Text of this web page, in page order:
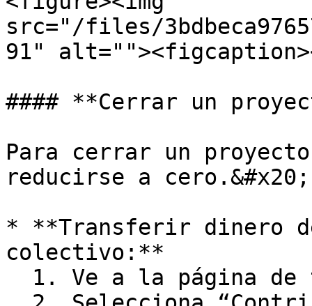
src="/files/
91"
#### **Cerrar un
Para cerrar un
reducirse a cero.&#x20;
* **Transferir dinero
colectivo:**